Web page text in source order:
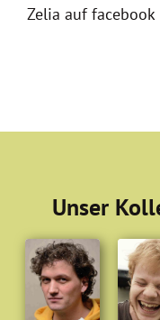
Zelia auf facebook
Unser